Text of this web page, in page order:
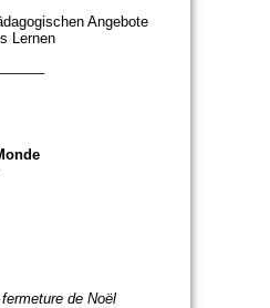
Angebote
Lernen
de Noël